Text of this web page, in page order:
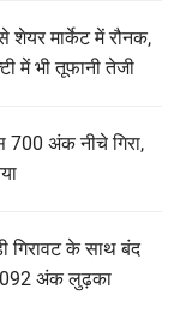
शेयर मार्केट में रौनक,
में भी तूफानी तेजी
700 अंक नीचे गिरा,
गिरावट के साथ बंद
अंक लुढ़का